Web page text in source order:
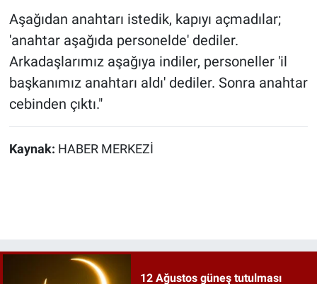
Aşağıdan anahtarı istedik, kapıyı açmadılar;
'anahtar aşağıda personelde' dediler.
Arkadaşlarımız aşağıya indiler, personeller 'il
başkanımız anahtarı aldı' dediler. Sonra anahtar
cebinden çıktı."
Kaynak: HABER MERKEZİ
12 Ağustos güneş tutulması